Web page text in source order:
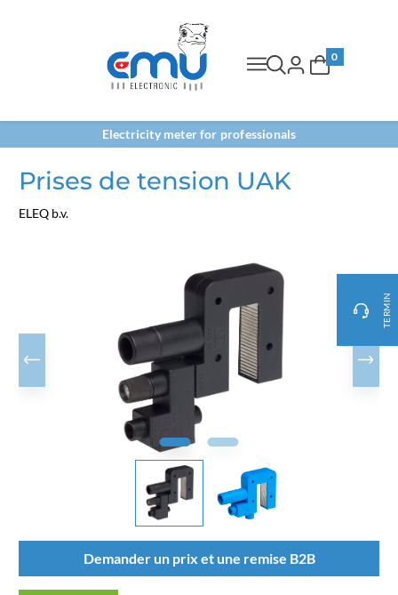
TERMIN
0
Electricity meter for professionals
Prises de tension UAK
ELEQ b.v.
Demander un prix et une remise B2B